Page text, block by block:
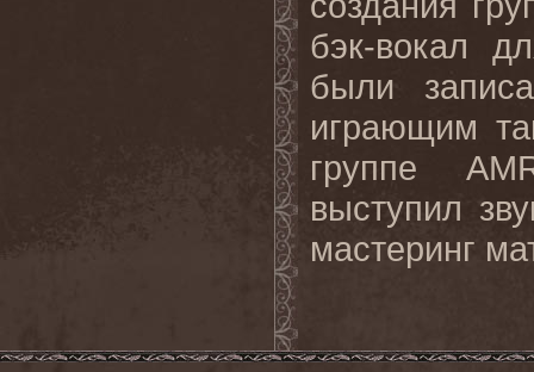
бэк-вокал
были
играющим
группе
выступил
мастеринг